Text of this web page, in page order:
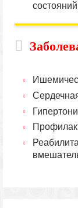
состояний